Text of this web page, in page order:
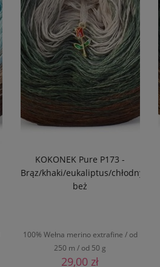
KOKONEK Pure P173 -
Brąz/khaki/eukaliptus/chłodny
beż
100% Wełna merino extrafine / od
250 m / od 50 g
29,00 zł